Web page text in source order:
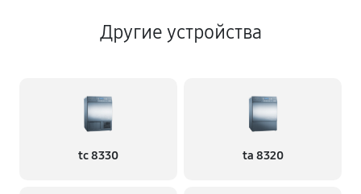
Другие устройства
tc 8330 ta 8320